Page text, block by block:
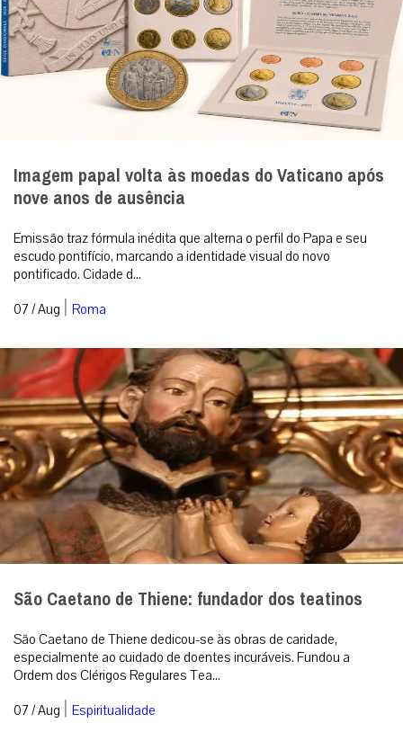
Imagem papal volta às moedas do Vaticano após
nove anos de ausência
Emissão traz fórmula inédita que alterna o perfil do Papa e seu
escudo pontifício, marcando a identidade visual do novo
pontificado. Cidade d...
07 / Aug | Roma
São Caetano de Thiene: fundador dos teatinos
São Caetano de Thiene dedicou-se às obras de caridade,
especialmente ao cuidado de doentes incuráveis. Fundou a
Ordem dos Clérigos Regulares Tea...
07 / Aug | Espiritualidade